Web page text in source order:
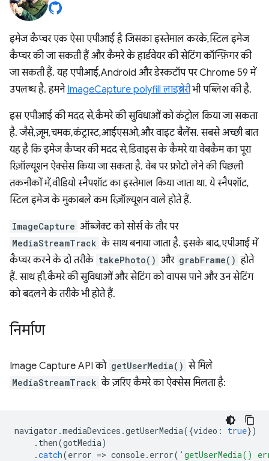
इमेज कैप्चर एक ऐसा एपीआई है जिसका इस्तेमाल करके, स्टिल इमेज
कैप्चर की जा सकती हैं और कैमरे के हार्डवेयर की सेटिंग कॉन्फ़िगर की
जा सकती हैं. यह एपीआई, Android और डेस्कटॉप पर Chrome 59 में
उपलब्ध है. हमने ImageCapture polyfill लाइब्रेरीभी पब्लिश की है.
इस एपीआई की मदद से, कैमरे की सुविधाओं को कंट्रोल किया जा सकता
है. जैसे, ज़ूम, चमक, कंट्रास्ट, आईएसओ, और वाइट बैलेंस. सबसे अच्छी बात
यह है कि इमेज कैप्चर की मदद से, डिवाइस के कैमरे या वेबकैम का पूरा
रिज़ॉल्यूशन ऐक्सेस किया जा सकता है. वेब पर फ़ोटो लेने की पिछली
तकनीकों में, वीडियो स्नैपशॉट का इस्तेमाल किया जाता था. ये स्नैपशॉट,
स्टिल इमेज के मुकाबले कम रिज़ॉल्यूशन वाले होते हैं.
ImageCapture ऑब्जेक्ट को सोर्स के तौर पर
MediaStreamTrack के साथ बनाया जाता है. इसके बाद, एपीआई में
कैप्चर करने के दो तरीके takePhoto() और grabFrame() होते
हैं. साथ ही, कैमरे की सुविधाओं और सेटिंग को वापस पाने और उन सेटिंग
को बदलने के तरीके भी होते हैं.
निर्माण
Image Capture API को getUserMedia() से मिले
MediaStreamTrack के ज़रिए कैमरे का ऐक्सेस मिलता है:
navigator .mediaDevices .getUserMedia({video : true})
. then(gotMedia)
.catch(error => console. error( 'getUserMedia()